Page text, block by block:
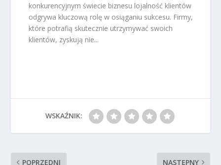
konkurencyjnym świecie biznesu lojalność klientów
odgrywa kluczową rolę w osiąganiu sukcesu. Firmy,
które potrafią skutecznie utrzymywać swoich
klientów, zyskują nie...
WSKAŹNIK:
POPRZEDNI NASTĘPNY